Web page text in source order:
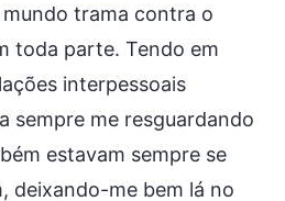
trama contra o
toda parte. Tendo em
interpessoais
sempre me resguardando
estavam sempre se
deixando-me bem lá no